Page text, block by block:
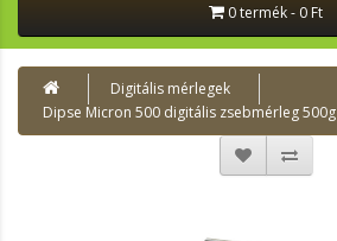
0 termék - 0 Ft
Digitális mérlegek
Dipse Micron 500 digitális zsebmérleg 500g